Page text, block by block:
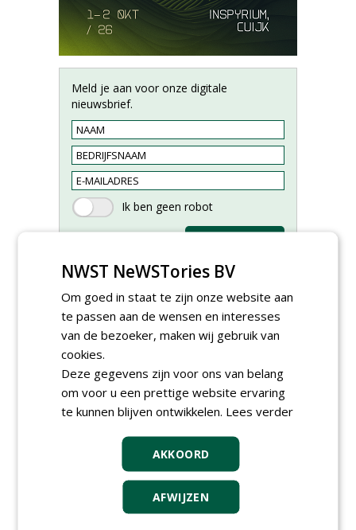
Meld je aan voor onze digitale
nieuwsbrief.
Allround
(fulltime) bij DSV zaden
Nederland B.V.
06-08-2026, Ven Zelderheide
Meewerkend Voorman
Werkorganisatie BUCH
09-07-2026, Castricum en Uitgeest
Rayon- account manager
Nederland; regio Noord &
regio Zuid
NWST NeWSTories BV
Om goed in staat te zijn onze website aan
te passen aan de wensen en interesses
van de bezoeker, maken wij gebruik van
cookies.
Deze gegevens zijn voor ons van belang
om voor u een prettige website ervaring
te kunnen blijven ontwikkelen. Lees verder
AKKOORD
AFWIJZEN